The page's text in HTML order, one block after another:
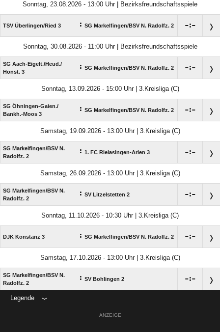
Sonntag, 23.08.2026 - 13:00 Uhr | Bezirksfreundschaftsspiele
TSV Überlingen/​Ried 3 : SG Markelfingen/​BSV N. Radolfz. 2 :
Sonntag, 30.08.2026 - 11:00 Uhr | Bezirksfreundschaftsspiele
SG Aach-Eigelt./​Heud./​
Honst. 3
: SG Markelfingen/​BSV N. Radolfz. 2 :
Sonntag, 13.09.2026 - 15:00 Uhr | 3.Kreisliga (C)
SG Öhningen-Gaien./​
Bankh.-Moos 3
: SG Markelfingen/​BSV N. Radolfz. 2 :
Samstag, 19.09.2026 - 13:00 Uhr | 3.Kreisliga (C)
SG Markelfingen/​BSV N.
Radolfz. 2
: 1. FC Rielasingen-Arlen 3 :
Samstag, 26.09.2026 - 13:00 Uhr | 3.Kreisliga (C)
SG Markelfingen/​BSV N.
Radolfz. 2
: SV Litzelstetten 2 :
Sonntag, 11.10.2026 - 10:30 Uhr | 3.Kreisliga (C)
DJK Konstanz 3 : SG Markelfingen/​BSV N. Radolfz. 2 :
Samstag, 17.10.2026 - 13:00 Uhr | 3.Kreisliga (C)
SG Markelfingen/​BSV N.
Radolfz. 2
: SV Bohlingen 2 :
Legende
ANZEIGE